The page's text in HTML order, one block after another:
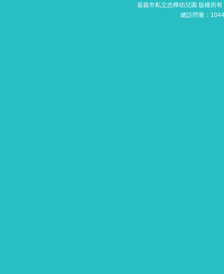
嘉義市私立忠樺幼兒園 版權所
總訪問量：